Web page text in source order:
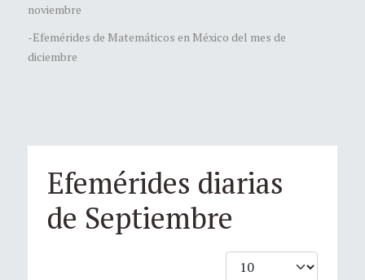
noviembre
-Efemérides de Matemáticos en México del mes de
diciembre
Efemérides diarias
de Septiembre
Cantidad